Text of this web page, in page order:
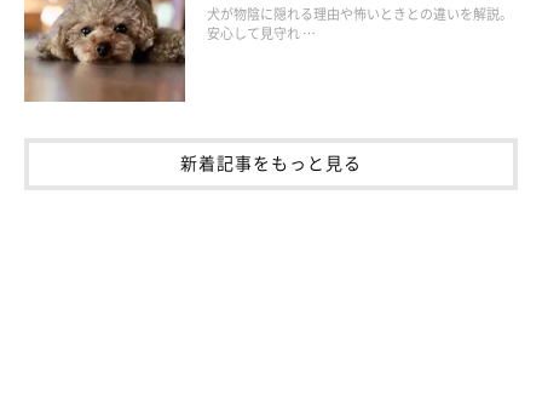
救急車などの緊急自動車や他の犬が近くを通りかかったときなど
が考えられます。
犬が物陰に隠れる理由や怖いときとの違いを解説。
安心して見守れ …
新着記事をもっと見る